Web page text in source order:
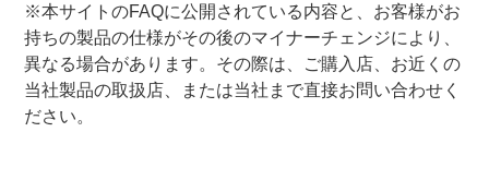
※本サイトのFAQに公開されている内容と、お客様がお
持ちの製品の仕様がその後のマイナーチェンジにより、
異なる場合があります。その際は、ご購入店、お近くの
当社製品の取扱店、または当社まで直接お問い合わせく
ださい。